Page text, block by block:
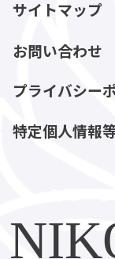
サイトマップ
お問い合わせ
プライバシー
特定個人情報